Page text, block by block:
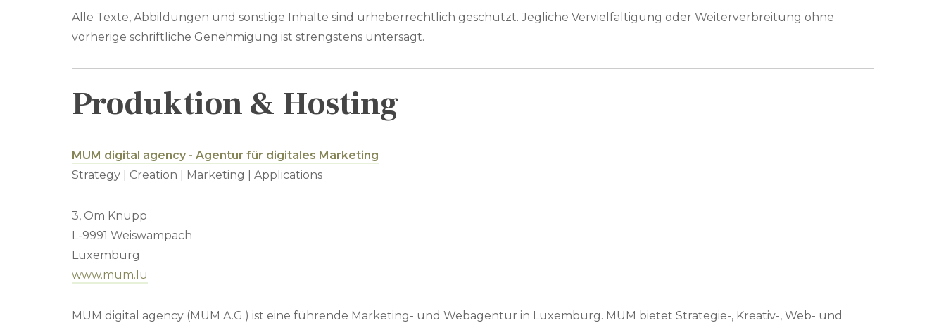
Alle Texte, Abbildungen und sonstige Inhalte sind urheberrechtlich geschützt. Jegliche Vervielfältigung oder Weiterverbreitung ohne
vorherige schriftliche Genehmigung ist strengstens untersagt.
Produktion & Hosting
MUM digital agency - Agentur für digitales Marketing
Strategy | Creation | Marketing | Applications
3, Om Knupp
L-9991 Weiswampach
Luxemburg
www.mum.lu
MUM digital agency (MUM A.G.) ist eine führende Marketing- und Webagentur in Luxemburg. MUM bietet Strategie-, Kreativ-, Web- und